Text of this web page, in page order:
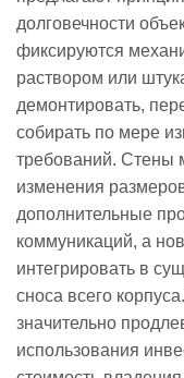
долговечности
фиксируются
раствором или
демонтировать,
собирать по мере
требований. Стены
изменения
дополнительные
коммуникаций, а
интегрировать в
сноса всего
значительно
использования